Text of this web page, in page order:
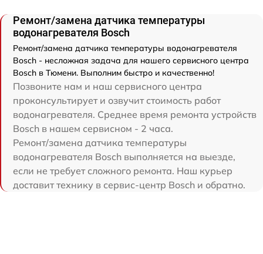
Ремонт/замена датчика температуры
водонагревателя Bosch
Ремонт/замена датчика температуры водонагревателя
Bosch - несложная задача для нашего сервисного центра
Bosch в Тюмени. Выполним быстро и качественно!
Позвоните нам и наш сервисного центра
проконсультирует и озвучит стоимость работ
водонагревателя. Среднее время ремонта устройств
Bosch в нашем сервисном - 2 часа.
Ремонт/замена датчика температуры
водонагревателя Bosch выполняется на выезде,
если не требует сложного ремонта. Наш курьер
доставит технику в сервис-центр Bosch и обратно.